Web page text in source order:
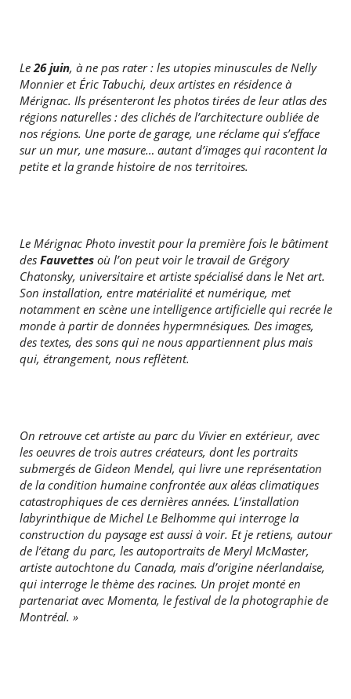
Le26 juin, à ne pas rater : les utopies minuscules de Nelly
Monnier et Éric Tabuchi, deux artistes en résidence à
Mérignac. Ils présenteront les photos tirées de leur atlas des
régions naturelles : des clichés de l’architecture oubliée de
nos régions. Une porte de garage, une réclame qui s’efface
sur un mur, une masure… autant d’images qui racontent la
petite et la grande histoire de nos territoires.
Le Mérignac Photo investit pour la première fois le bâtiment
desFauvettesoù l’on peut voir le travail de Grégory
Chatonsky, universitaire et artiste spécialisé dans le Net art.
Son installation, entre matérialité et numérique, met
notamment en scène une intelligence artificielle qui recrée le
monde à partir de données hypermnésiques. Des images,
des textes, des sons qui ne nous appartiennent plus mais
qui, étrangement, nous reflètent.
On retrouve cet artiste au parc du Vivier en extérieur, avec
les oeuvres de trois autres créateurs, dont les portraits
submergés de Gideon Mendel, qui livre une représentation
de la condition humaine confrontée aux aléas climatiques
catastrophiques de ces dernières années. L’installation
labyrinthique de Michel Le Belhomme qui interroge la
construction du paysage est aussi à voir. Et je retiens, autour
de l’étang du parc, les autoportraits de Meryl McMaster,
artiste autochtone du Canada, mais d’origine néerlandaise,
qui interroge le thème des racines. Un projet monté en
partenariat avec Momenta, le festival de la photographie de
Montréal. »